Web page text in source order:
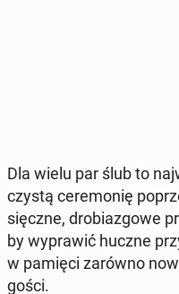
Dla wielu par ślub to
czy­stą ce­re­mo­nię
sięcz­ne, dro­bia­zgo­we
by wy­pra­wić huczne
w pamięci zarówno
gości.